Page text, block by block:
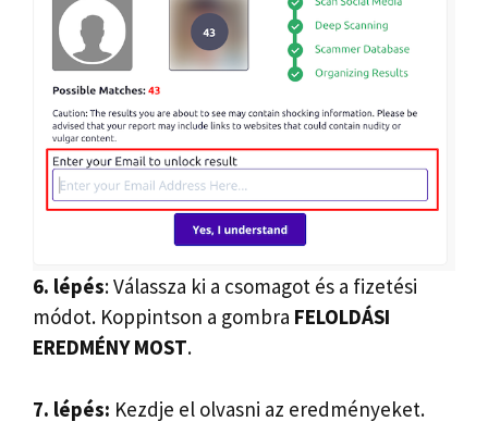
6. lépés: Válassza ki a csomagot és a fizetési
módot. Koppintson a gombra FELOLDÁSI
EREDMÉNY MOST.
7. lépés: Kezdje el olvasni az eredményeket.